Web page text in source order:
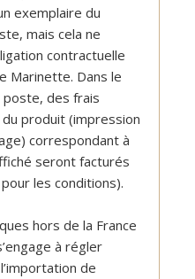
exemplaire du
mais cela ne
contractuelle
Marinette. Dans le
poste, des frais
produit (impression
correspondant à
seront facturés
les conditions).
hors de la France
à régler
de